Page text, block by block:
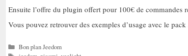
Ensuite l’offre du plugin offert pour 100€ de commandes
Vous pouvez retrouver des exemples d’usage avec le pack
Catégories
Bon plan Jeedom